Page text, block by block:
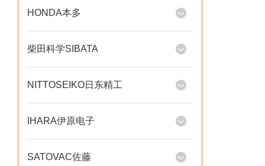
HONDA本多
柴田科学SIBATA
NITTOSEIKO日东精工
IHARA伊原电子
SATOVAC佐藤